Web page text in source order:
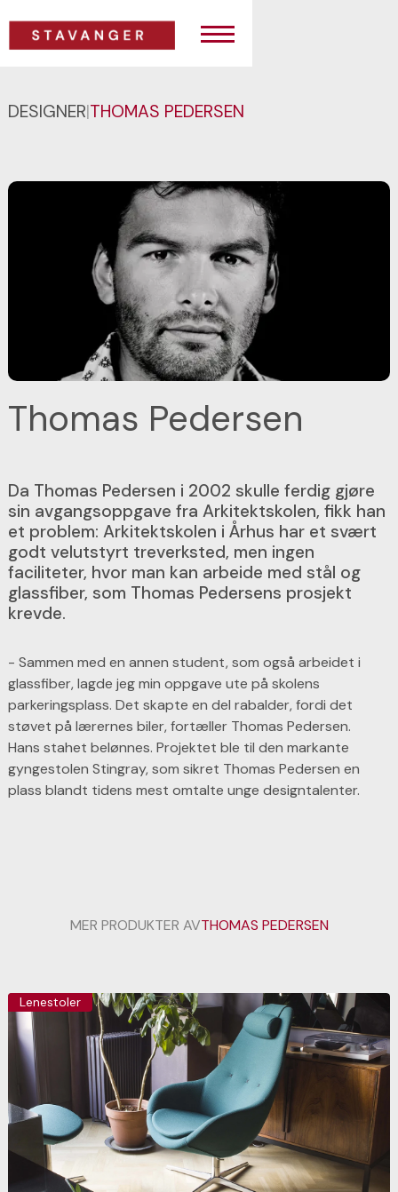
DESIGNER|THOMAS PEDERSEN
Thomas Pedersen
Da Thomas Pedersen i 2002 skulle ferdig gjøre
sin avgangsoppgave fra Arkitektskolen, fikk han
et problem: Arkitektskolen i Århus har et svært
godt velutstyrt treverksted, men ingen
faciliteter, hvor man kan arbeide med stål og
glassfiber, som Thomas Pedersens prosjekt
krevde.
- Sammen med en annen student, som også arbeidet i
glassfiber, lagde jeg min oppgave ute på skolens
parkeringsplass. Det skapte en del rabalder, fordi det
støvet på lærernes biler, fortæller Thomas Pedersen.
Hans stahet belønnes. Projektet ble til den markante
gyngestolen Stingray, som sikret Thomas Pedersen en
plass blandt tidens mest omtalte unge designtalenter.
MER PRODUKTER AVTHOMAS PEDERSEN
Lenestoler